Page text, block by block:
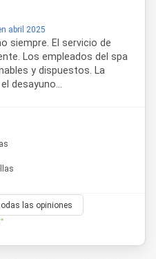
abril 2025
siempre. El servicio de
Los empleados del spa
y dispuestos. La
desayuno...
las opiniones